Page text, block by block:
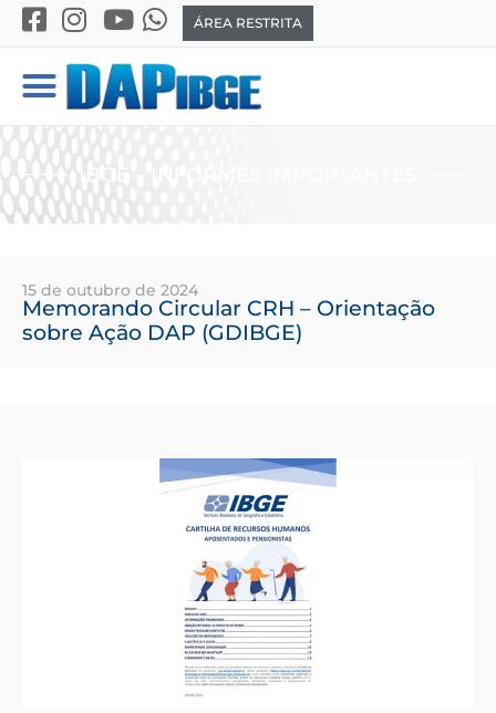
ÁREA RESTRITA
IBGE – INFORMES IMPORTANTES
15 de outubro de 2024
Memorando Circular CRH – Orientação
sobre Ação DAP (GDIBGE)